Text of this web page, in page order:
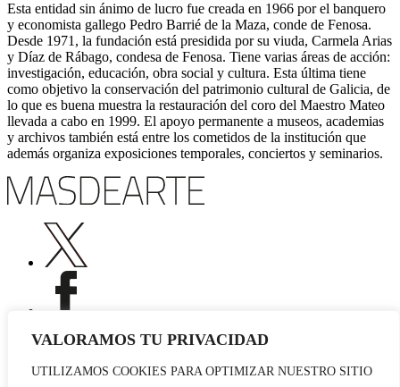
VALORAMOS TU PRIVACIDAD
UTILIZAMOS COOKIES PARA OPTIMIZAR NUESTRO SITIO
Esta entidad sin ánimo de lucro fue creada en 1966 por el banquero
y economista gallego Pedro Barrié de la Maza, conde de Fenosa.
Desde 1971, la fundación está presidida por su viuda, Carmela Arias
y Díaz de Rábago, condesa de Fenosa. Tiene varias áreas de acción:
investigación, educación, obra social y cultura. Esta última tiene
como objetivo la conservación del patrimonio cultural de Galicia, de
lo que es buena muestra la restauración del coro del Maestro Mateo
llevada a cabo en 1999. El apoyo permanente a museos, academias
y archivos también está entre los cometidos de la institución que
además organiza exposiciones temporales, conciertos y seminarios.